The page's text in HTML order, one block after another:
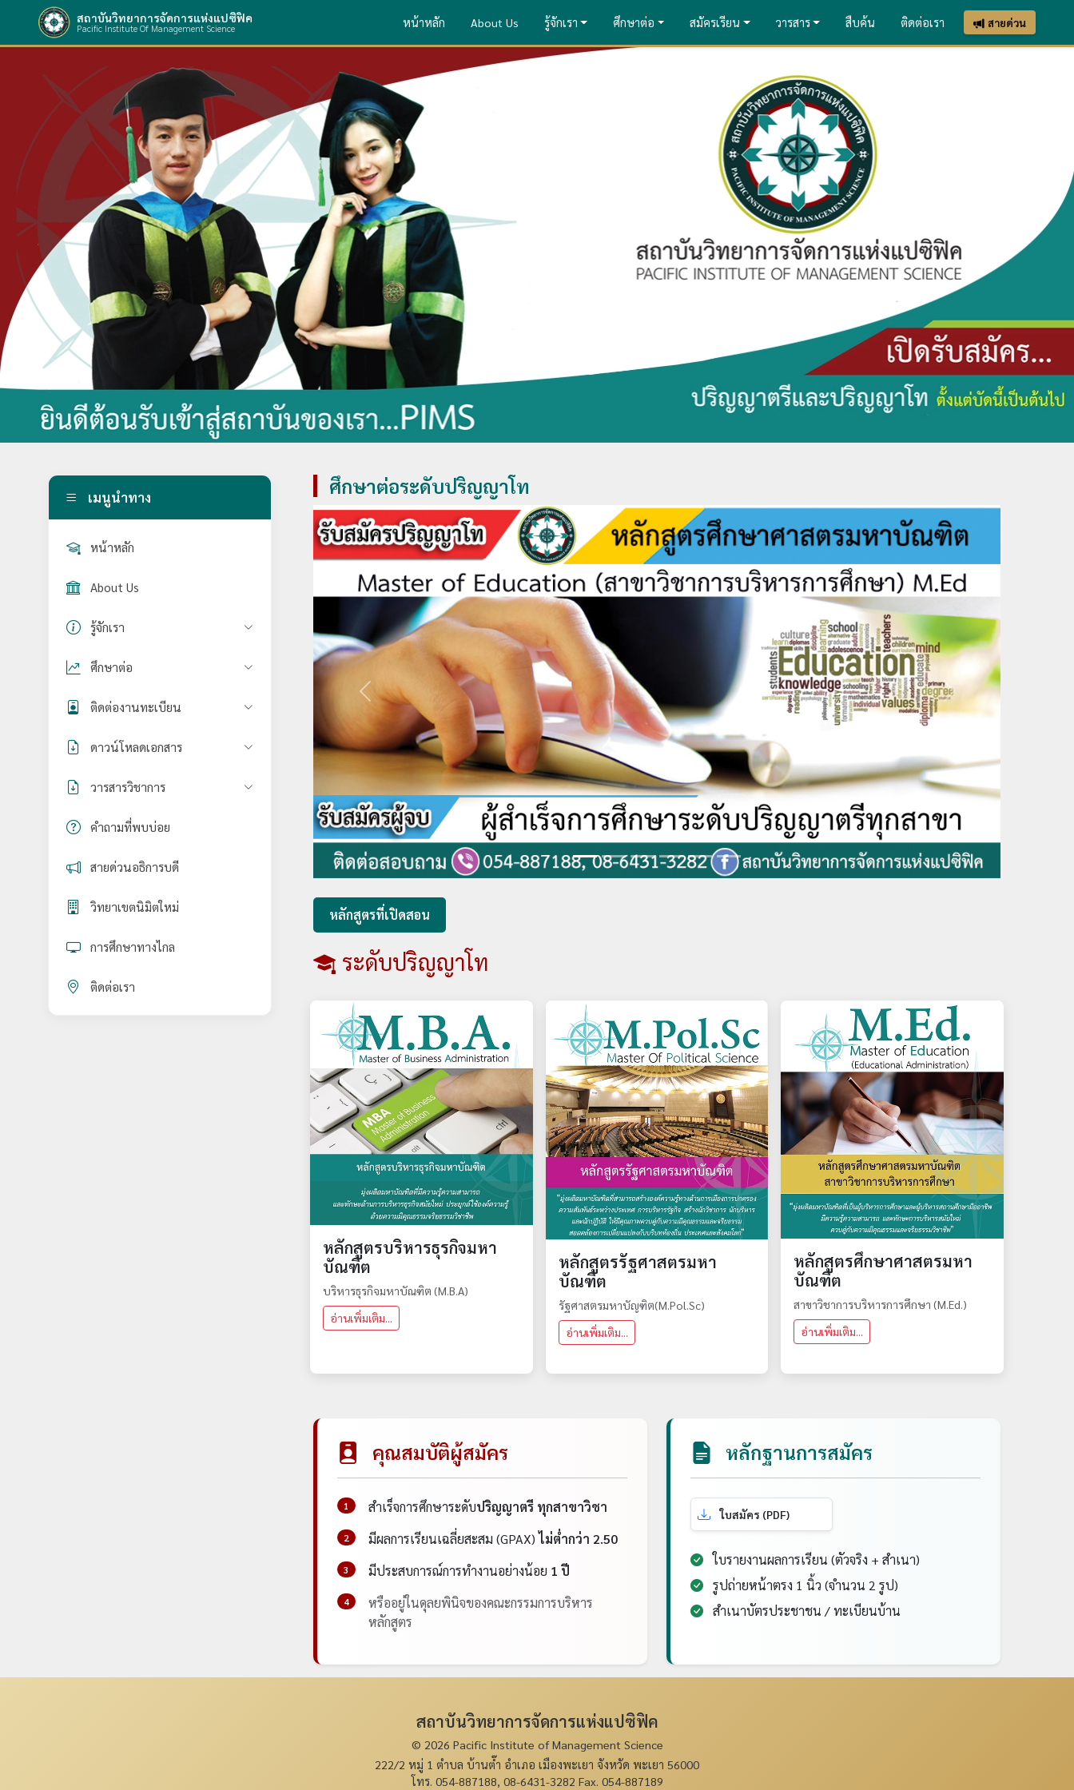
สถาบันวิทยาการจัดการแห่งแปซิฟิค
Pacific Institute Of Management Science หน้าหลัก About Us รู้จักเรา ศึกษาต่อ สมัครเรียน วารสาร สืบค้น ติดต่อเรา สายด่วน
เมนูนำทาง
หน้าหลัก
About Us
รู้จักเรา
ศึกษาต่อ
ติดต่องานทะเบียน
ดาวน์โหลดเอกสาร
วารสารวิชาการ
คำถามที่พบบ่อย
สายด่วนอธิการบดี
วิทยาเขตนิมิตใหม่
การศึกษาทางไกล
ติดต่อเรา
ศึกษาต่อระดับปริญญาโท
หลักสูตรที่เปิดสอน
ระดับปริญญาโท
หลักสูตรบริหารธุรกิจมหา
บัณฑิต
บริหารธุรกิจมหาบัณฑิต (M.B.A)
อ่านเพิ่มเติม...
หลักสูตรรัฐศาสตรมหา
บัณฑิต
รัฐศาสตรมหาบัญฑิต(M.Pol.Sc)
อ่านเพิ่มเติม...
หลักสูตรศึกษาศาสตรมหา
บัณฑิต
สาขาวิชาการบริหารการศึกษา (M.Ed.)
อ่านเพิ่มเติม...
คุณสมบัติผู้สมัคร
1 สำเร็จการศึกษาระดับปริญญาตรี ทุกสาขาวิชา
2 มีผลการเรียนเฉลี่ยสะสม (GPAX)ไม่ต่ำกว่า 2.50
3 มีประสบการณ์การทำงานอย่างน้อย 1 ปี
4
หรืออยู่ในดุลยพินิจของคณะกรรมการบริหาร
หลักสูตร
หลักฐานการสมัคร
ใบสมัคร (PDF)
ใบรายงานผลการเรียน (ตัวจริง + สำเนา)
รูปถ่ายหน้าตรง 1 นิ้ว (จำนวน 2 รูป)
สำเนาบัตรประชาชน / ทะเบียนบ้าน
สถาบันวิทยาการจัดการแห่งแปซิฟิค
© 2026 Pacific Institute of Management Science
222/2 หมู่ 1 ตำบล บ้านต๊ำ อำเภอ เมืองพะเยา จังหวัด พะเยา 56000
โทร. 054-887188, 08-6431-3282 Fax. 054-887189